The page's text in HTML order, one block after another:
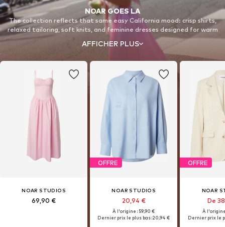
NOAR GOES LA
The collection reflects that same easy California mood: crisp shirts,
relaxed tailoring, soft knits, and feminine dresses designed for warm
days and long evenings. Light fabrics, fresh summer colors, and
versatile silhouettes make every piece easy to style — from casual
daytime looks to effortless evening outfits.
AFFICHER PLUS
NOAR STUDIOS
69,90 €
OFFRE
NOAR STUDIOS
20,94 €
À l'origine : 59,90 €
Dernier prix le plus bas :20,94 €
OFFRE
NOAR
De
À
Dernier prix le